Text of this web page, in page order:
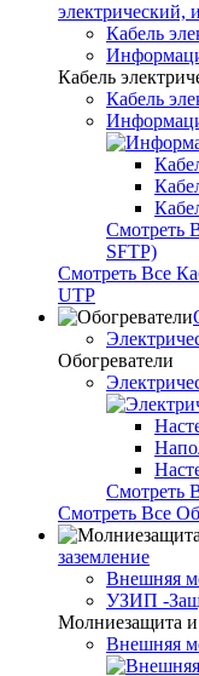
Кабель
Кабель
Кабель
Смотреть
SFTP)
Смотреть Все
UTP
Обогреватели
Смотреть
Смотреть Все
заземление
Внешняя
УЗИП -
Молниезащита и
Внешняя